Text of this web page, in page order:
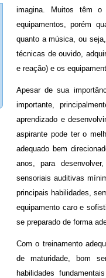
imagina.
Muitos têm
equipamentos, porém
quanto a música, ou
técnicas de ouvido,
e reação) e os
Apesar de sua
importante,
aprendizado e
aspirante pode ter o
adequado bem
anos, para
sensoriais auditivas
principais habilidades,
equipamento caro e
se preparado de forma
Com o treinamento
de maturidade, bom
habilidades